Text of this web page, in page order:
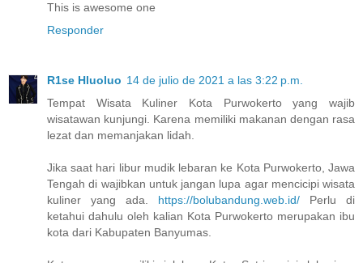
This is awesome one
Responder
R1se Hluoluo 14 de julio de 2021 a las 3:22 p.m.
Tempat Wisata Kuliner Kota Purwokerto yang wajib
wisatawan kunjungi. Karena memiliki makanan dengan rasa
lezat dan memanjakan lidah.
Jika saat hari libur mudik lebaran ke Kota Purwokerto, Jawa
Tengah di wajibkan untuk jangan lupa agar mencicipi wisata
kuliner yang ada. https://bolubandung.web.id/ Perlu di
ketahui dahulu oleh kalian Kota Purwokerto merupakan ibu
kota dari Kabupaten Banyumas.